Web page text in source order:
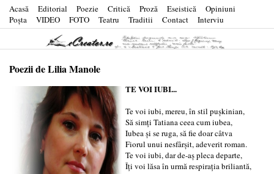
Acasă Editorial Poezie Critică Proză Eseistică
Opiniuni
Poşta
VIDEO FOTO Teatru Traditii Contact Interviu
Poezii de Lilia Manole
TE VOI IUBI...
Te voi iubi, mereu, în stil pușkinian,
Să simți Tatiana ceea cum iubea,
Iubea și se ruga, să fie doar câtva
Fiorul unui nesfârșit, adeverit roman.
Te voi iubi, dar de-aș pleca departe,
Îți voi lăsa în urmă respirația briliantă,